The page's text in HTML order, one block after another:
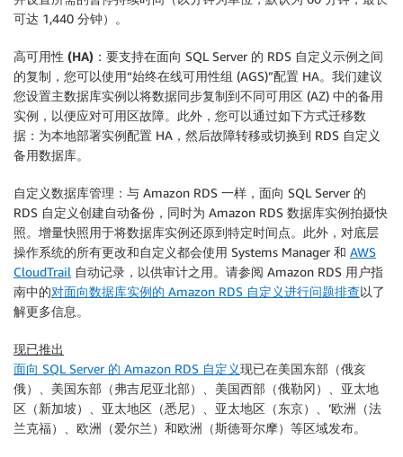
可达 1,440 分钟）。
高可用性 (HA)： 要支持在面向 SQL Server 的 RDS 自定义示例之间
的复制，您可以使用“始终在线可用性组 (AGS)”配置 HA。我们建议
您设置主数据库实例以将数据同步复制到不同可用区 (AZ) 中的备用
实例，以便应对可用区故障。此外，您可以通过如下方式迁移数
据：为本地部署实例配置 HA，然后故障转移或切换到 RDS 自定义
备用数据库。
自定义数据库管理： 与 Amazon RDS 一样，面向 SQL Server 的
RDS 自定义创建自动备份，同时为 Amazon RDS 数据库实例拍摄快
照。增量快照用于将数据库实例还原到特定时间点。此外，对底层
操作系统的所有更改和自定义都会使用 Systems Manager 和 AWS
CloudTrail 自动记录，以供审计之用。请参阅 Amazon RDS 用户指
南中的对面向数据库实例的 Amazon RDS 自定义进行问题排查以了
解更多信息。
现已推出
面向 SQL Server 的 Amazon RDS 自定义现已在美国东部（俄亥
俄）、美国东部（弗吉尼亚北部）、美国西部（俄勒冈）、亚太地
区（新加坡）、亚太地区（悉尼）、亚太地区（东京）、’欧洲（法
兰克福）、欧洲（爱尔兰）和欧洲（斯德哥尔摩）等区域发布。